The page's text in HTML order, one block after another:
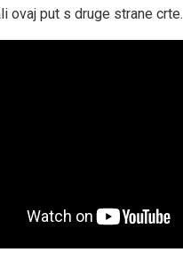
ovaj put s druge strane crte.